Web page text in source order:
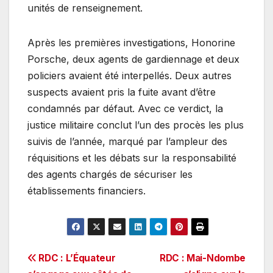
unités de renseignement.
Après les premières investigations, Honorine
Porsche, deux agents de gardiennage et deux
policiers avaient été interpellés. Deux autres
suspects avaient pris la fuite avant d’être
condamnés par défaut. Avec ce verdict, la
justice militaire conclut l’un des procès les plus
suivis de l’année, marqué par l’ampleur des
réquisitions et les débats sur la responsabilité
des agents chargés de sécuriser les
établissements financiers.
Navigation
RDC : Mai-Ndombe
RDC : L’Équateur